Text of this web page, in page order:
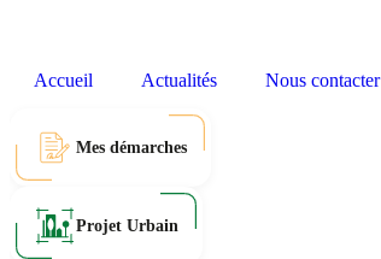
Accueil Actualités Nous contacter
Mes démarches
Projet Urbain